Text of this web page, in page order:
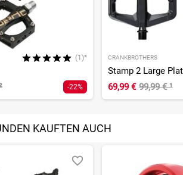
(1)*
-22%
CRANKBROTHERS
Stamp 2 Large
69,99 € 99,99 €¹
KAUFTEN AUCH